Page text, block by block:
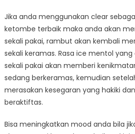
Jika anda menggunakan clear
ketombe terbaik maka anda akan
sekali pakai, rambut akan kembali
sekali keramas. Rasa ice mentol
sekali pakai akan memberi
sedang berkeramas, kemudian
merasakan kesegaran yang hakiki
beraktiftas.
Bisa meningkatkan mood anda bila